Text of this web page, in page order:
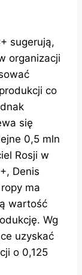
sugerują,
organizacji
co
się
0,5 mln
Rosji w
Denis
ma
wartość
Wg
uzyskać
o 0,125